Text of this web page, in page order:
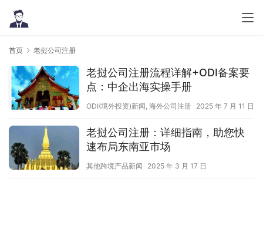
首页 老挝公司注册
老挝公司注册流程详解+ODI备案要
点：中企出海实操手册
ODI(境外投资)新闻, 海外公司注册 2025 年 7 月 11 日
老挝公司注册：详细指南，助您快
速布局东南亚市场
其他跨境产品新闻 2025 年 3 月 17 日